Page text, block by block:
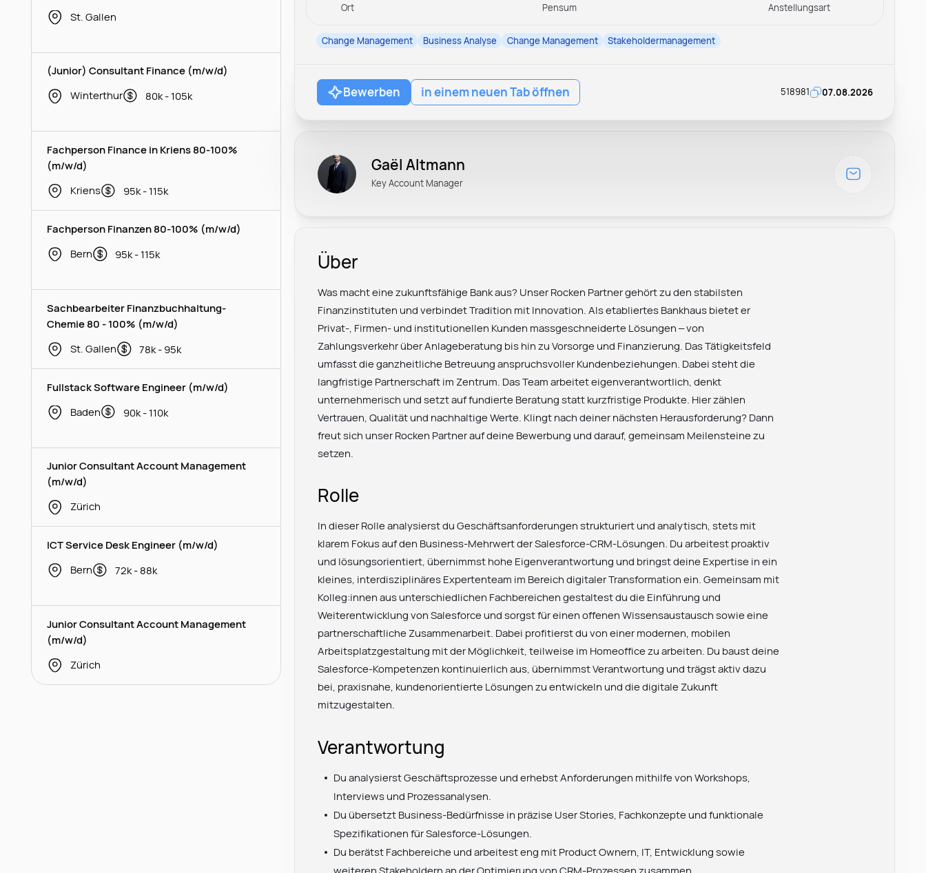
St. Gallen
(Junior) Consultant Finance (m/w/d)
Winterthur
80k - 105k
Fachperson Finance in Kriens 80-100%
(m/w/d)
Kriens
95k - 115k
Fachperson Finanzen 80-100% (m/w/d)
Bern
95k - 115k
Sachbearbeiter Finanzbuchhaltung-
Chemie 80 - 100% (m/w/d)
St. Gallen
78k - 95k
Fullstack Software Engineer (m/w/d)
Baden
90k - 110k
Junior Consultant Account Management
(m/w/d)
Zürich
ICT Service Desk Engineer (m/w/d)
Bern
72k - 88k
Junior Consultant Account Management
(m/w/d)
Zürich
Ort Pensum Anstellungsart
Change Management Business Analyse Change Management Stakeholdermanagement
Bewerben in einem neuen Tab öffnen 518981 07.08.2026
Gaël Altmann
Key Account Manager
Über
Was macht eine zukunftsfähige Bank aus? Unser Rocken Partner gehört zu den stabilsten
Finanzinstituten und verbindet Tradition mit Innovation. Als etabliertes Bankhaus bietet er
Privat-, Firmen- und institutionellen Kunden massgeschneiderte Lösungen – von
Zahlungsverkehr über Anlageberatung bis hin zu Vorsorge und Finanzierung. Das Tätigkeitsfeld
umfasst die ganzheitliche Betreuung anspruchsvoller Kundenbeziehungen. Dabei steht die
langfristige Partnerschaft im Zentrum. Das Team arbeitet eigenverantwortlich, denkt
unternehmerisch und setzt auf fundierte Beratung statt kurzfristige Produkte. Hier zählen
Vertrauen, Qualität und nachhaltige Werte. Klingt nach deiner nächsten Herausforderung? Dann
freut sich unser Rocken Partner auf deine Bewerbung und darauf, gemeinsam Meilensteine zu
setzen.
Rolle
In dieser Rolle analysierst du Geschäftsanforderungen strukturiert und analytisch, stets mit
klarem Fokus auf den Business-Mehrwert der Salesforce-CRM-Lösungen. Du arbeitest proaktiv
und lösungsorientiert, übernimmst hohe Eigenverantwortung und bringst deine Expertise in ein
kleines, interdisziplinäres Expertenteam im Bereich digitaler Transformation ein. Gemeinsam mit
Kolleg:innen aus unterschiedlichen Fachbereichen gestaltest du die Einführung und
Weiterentwicklung von Salesforce und sorgst für einen offenen Wissensaustausch sowie eine
partnerschaftliche Zusammenarbeit. Dabei profitierst du von einer modernen, mobilen
Arbeitsplatzgestaltung mit der Möglichkeit, teilweise im Homeoffice zu arbeiten. Du baust deine
Salesforce-Kompetenzen kontinuierlich aus, übernimmst Verantwortung und trägst aktiv dazu
bei, praxisnahe, kundenorientierte Lösungen zu entwickeln und die digitale Zukunft
mitzugestalten.
Verantwortung
Du analysierst Geschäftsprozesse und erhebst Anforderungen mithilfe von Workshops,
Interviews und Prozessanalysen.
Du übersetzt Business-Bedürfnisse in präzise User Stories, Fachkonzepte und funktionale
Spezifikationen für Salesforce-Lösungen.
Du berätst Fachbereiche und arbeitest eng mit Product Ownern, IT, Entwicklung sowie
weiteren Stakeholdern an der Optimierung von CRM-Prozessen zusammen.